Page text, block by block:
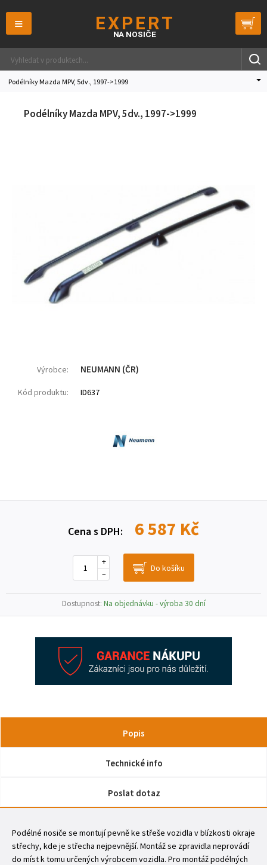
≡
Podélníky Mazda MPV, 5dv., 1997->1999
Podélníky Mazda MPV, 5dv., 1997->1999
Výrobce: NEUMANN (ČR)
Kód produktu: ID637
Cena s DPH: 6 587 Kč
–
+
Dostupnost: Na objednávku - výroba 30 dní
Popis
Technické info
Poslat dotaz
Podélné nosiče se montují pevně ke střeše vozidla v blízkosti okraje
střechy, kde je střecha nejpevnější. Montáž se zpravidla neprovádí
do míst k tomu určených výrobcem vozidla. Pro montáž podélných